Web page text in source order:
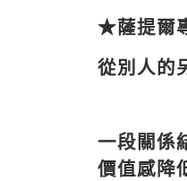
★薩提爾
從別人的
一段關係
價值感降